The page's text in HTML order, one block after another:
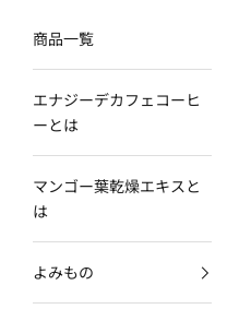
商品一覧
エナジーデカフェコーヒ
ーとは
マンゴー葉乾燥エキスと
は
よみもの